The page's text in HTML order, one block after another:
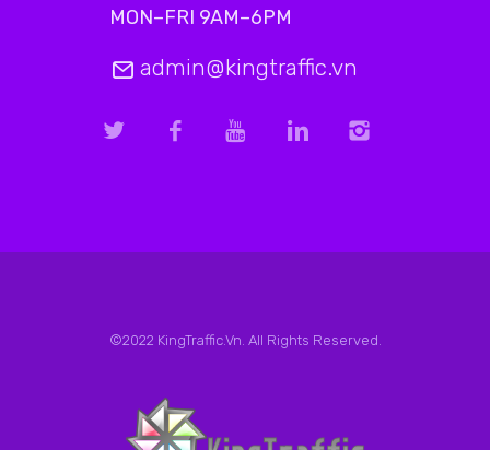
MON–FRI 9AM–6PM
admin@kingtraffic.vn
©2022 KingTraffic.Vn. All Rights Reserved.